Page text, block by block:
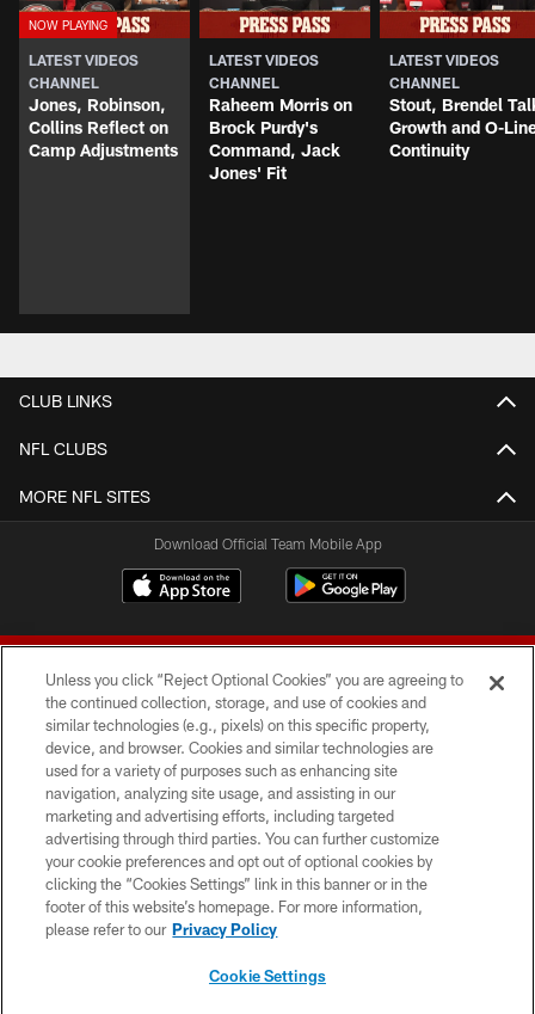
LATEST VIDEOS
CHANNEL
Jones, Robinson,
Collins Reflect on
Camp Adjustments
LATEST VIDEOS
CHANNEL
Raheem Morris on
Brock Purdy's
Command, Jack
Jones' Fit
LATEST VIDEOS
CHANNEL
Stout, Brendel
Growth and O-
Continuity
CLUB LINKS
NFL CLUBS
MORE NFL SITES
Download Official Team Mobile App
© 2026 Forty Niners Football Company LLC
TERMS AND CONDITIONS
PRIVACY POLICY
ACCESSIBILITY
CONTACT US
Unless you click “Reject Optional Cookies” you are agreeing to
the continued collection, storage, and use of cookies and
similar technologies (e.g., pixels) on this specific property,
device, and browser. Cookies and similar technologies are
used for a variety of purposes such as enhancing site
navigation, analyzing site usage, and assisting in our
marketing and advertising efforts, including targeted
advertising through third parties. You can further customize
your cookie preferences and opt out of optional cookies by
clicking the “Cookies Settings” link in this banner or in the
footer of this website’s homepage. For more information,
please refer to our Privacy Policy
Cookie Settings